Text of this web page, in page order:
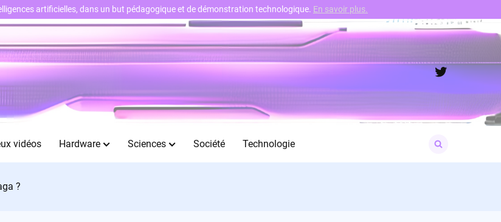
Twitter
vidéos Hardware Sciences Société Technologie
for:
?
artificielles, dans un but pédagogique et de démonstration technologique. En savoir plus.